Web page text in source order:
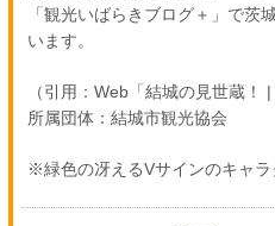
「観光いばらきブログ＋」で茨
います。
（引用：Web「結城の見世蔵！
所属団体：結城市観光協会
※緑色の冴えるVサインのキャラ